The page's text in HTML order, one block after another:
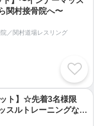
関村接骨院へ〜
／関村道場レスリング
ト】☆先着3名様限
ルトレーニングなら